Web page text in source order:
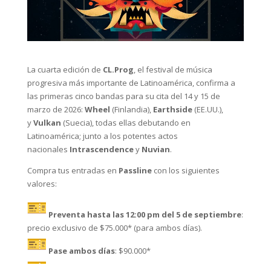
La cuarta edición de CL.Prog, el festival de música
progresiva más importante de Latinoamérica, confirma a
las primeras cinco bandas para su cita del 14 y 15 de
marzo de 2026: Wheel (Finlandia), Earthside(EE.UU.),
yVulkan (Suecia), todas ellas debutando en
Latinoamérica; junto a los potentes actos
nacionales Intrascendencey Nuvian.
Compra tus entradas en Passlinecon los siguientes
valores:
Preventa hasta las 12:00 pm del 5 de septiembre:
precio exclusivo de $75.000* (para ambos días).
Pase ambos días: $90.000*